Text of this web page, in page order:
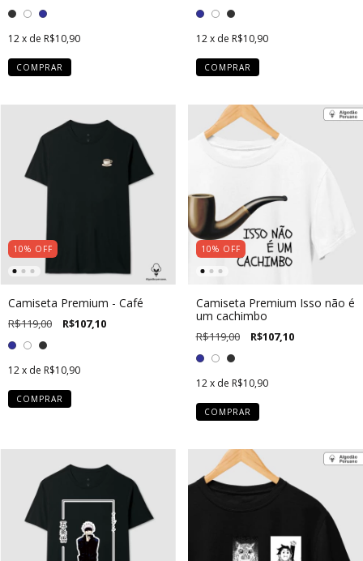
12x de R$10,90
COMPRAR
12 x de R$10,90
COMPRAR
10% OFF
Camiseta Premium - Café
R$119,00 R$107,10
12x de R$10,90
COMPRAR
10% OFF
Camiseta Premium Isso não é
um cachimbo
R$119,00 R$107,10
12 x de R$10,90
COMPRAR